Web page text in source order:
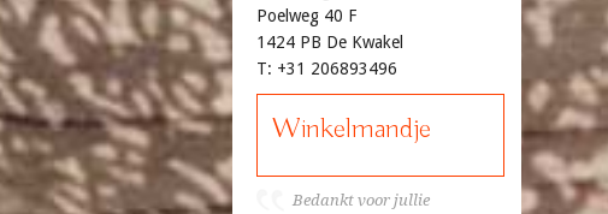
Poelweg 40 F
1424 PB De Kwakel
T: +31 206893496
Winkelmandje
Bedankt voor jullie